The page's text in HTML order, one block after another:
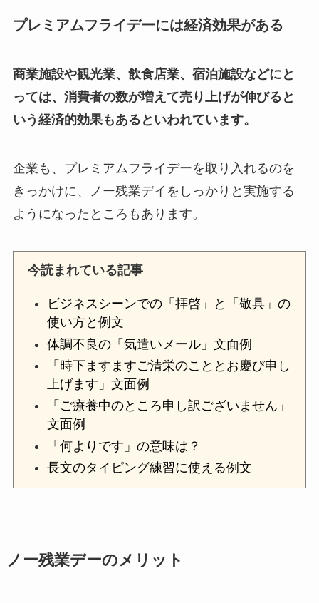
プレミアムフライデーには経済効果がある
商業施設や観光業、飲食店業、宿泊施設などにと
っては、消費者の数が増えて売り上げが伸びると
いう経済的効果もあるといわれています。
企業も、プレミアムフライデーを取り入れるのを
きっかけに、ノー残業デイをしっかりと実施する
ようになったところもあります。
今読まれている記事
ビジネスシーンでの「拝啓」と「敬具」の
使い方と例文
体調不良の「気遣いメール」文面例
「時下ますますご清栄のこととお慶び申し
上げます」文面例
「ご療養中のところ申し訳ございません」
文面例
「何よりです」の意味は？
長文のタイピング練習に使える例文
ノー残業デーのメリット